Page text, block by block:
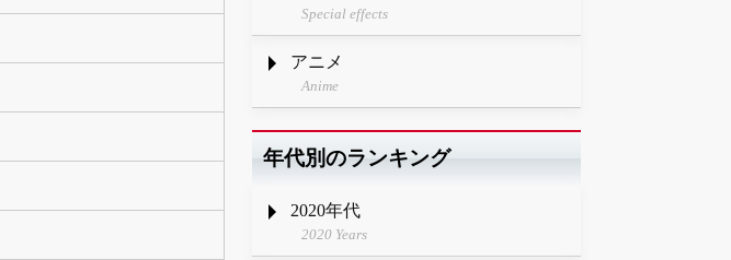
Special effects
アニメ
Anime
年代別のランキング
2020年代
2020 Years